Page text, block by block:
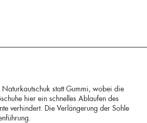
statt Gummi, wobei die
hier ein schnelles Ablaufen des
verhindert. Die Verlängerung der Sohle